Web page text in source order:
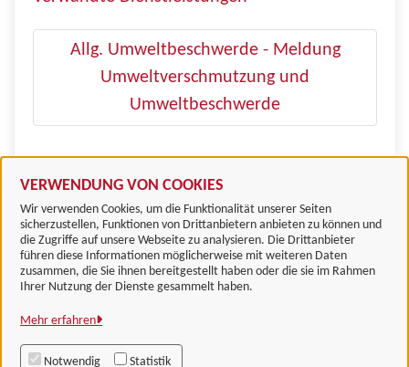
VERWENDUNG VON COOKIES
Wir verwenden Cookies, um die Funktionalität unserer Seiten
sicherzustellen, Funktionen von Drittanbietern anbieten zu können und
die Zugriffe auf unsere Webseite zu analysieren. Die Drittanbieter
führen diese Informationen möglicherweise mit weiteren Daten
zusammen, die Sie ihnen bereitgestellt haben oder die sie im Rahmen
Ihrer Nutzung der Dienste gesammelt haben.
Mehr erfahren
Notwendig Statistik
Allg. Umweltbeschwerde - Meldung
Umweltverschmutzung und
Umweltbeschwerde
Abfallüberwachung
Landkreis Göttingen
Alle Rechte vorbehalten